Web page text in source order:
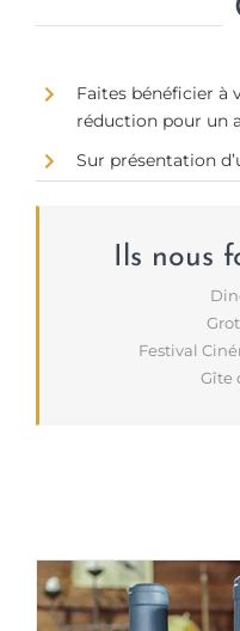
Faites bénéficier à
réduction pour un
Sur présentation
Ils nous
Festival
Gîte